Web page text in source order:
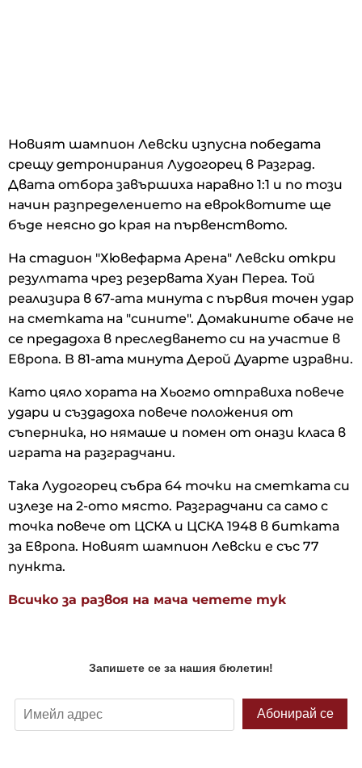
Новият шампион Левски изпусна победата
срещу детронирания Лудогорец в Разград.
Двата отбора завършиха наравно 1:1 и по този
начин разпределението на евроквотите ще
бъде неясно до края на първенството.
На стадион "Хювефарма Арена" Левски откри
резултата чрез резервата Хуан Переа. Той
реализира в 67-ата минута с първия точен удар
на сметката на "сините". Домакините обаче не
се предадоха в преследването си на участие в
Европа. В 81-ата минута Дерой Дуарте изравни.
Като цяло хората на Хьогмо отправиха повече
удари и създадоха повече положения от
съперника, но нямаше и помен от онази класа в
играта на разградчани.
Така Лудогорец събра 64 точки на сметката си
излезе на 2-ото място. Разградчани са само с
точка повече от ЦСКА и ЦСКА 1948 в битката
за Европа. Новият шампион Левски е със 77
пункта.
Всичко за развоя на мача четете тук